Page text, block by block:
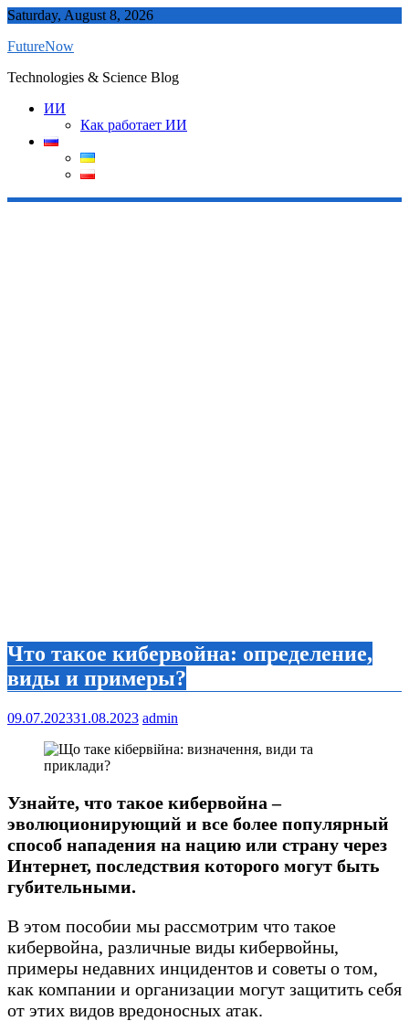
Skip
content
Saturday, August 8, 2026
FutureNow
Technologies & Science Blog
ИИ
Как работает ИИ
Что такое кибервойна: определение,
виды и примеры?
09.07.202331.08.2023 admin
Узнайте, что такое кибервойна –
эволюционирующий и все более популярный
способ нападения на нацию или страну через
Интернет, последствия которого могут быть
губительными.
В этом пособии мы рассмотрим что такое
кибервойна, различные виды кибервойны,
примеры недавних инцидентов и советы о том,
как компании и организации могут защитить себя
от этих видов вредоносных атак.